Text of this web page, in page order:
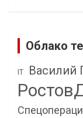
Облако
IT Василий